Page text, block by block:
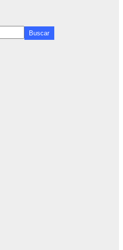
Buscar